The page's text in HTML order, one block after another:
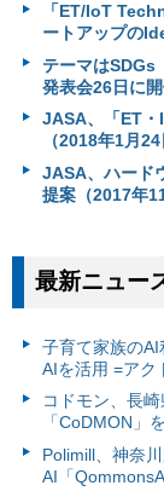
「ET/IoT
ートアップの
テーマはSDGs
発表会26日に
JASA、「ET
（2018年1月24
JASA、ハード
提案（2017年
最新ニュー
子育て家族の
AIを活用 =アク
コドモン、長
「CoDMON」
Polimill、神奈
AI「